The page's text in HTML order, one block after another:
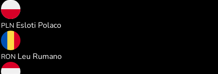
PLN Esloti Polaco
RON Leu Rumano